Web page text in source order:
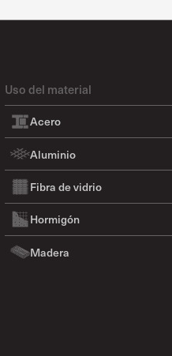
Uso del material
Acero
Aluminio
Fibra de vidrio
Hormigón
Madera